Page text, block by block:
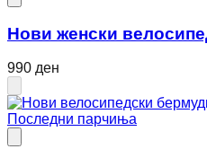
Нови женски
990 ден
Последни парчиња